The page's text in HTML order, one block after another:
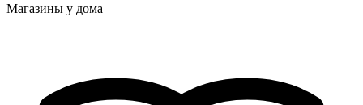
Магазины у дома